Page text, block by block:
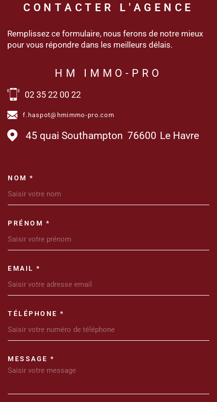
CONTACTER L'AGENCE
Remplissez ce formulaire, nous ferons de notre mieux
pour vous répondre dans les meilleurs délais.
HM IMMO-PRO
02 35 22 00 22
f.haspot@hmimmo-pro.com
45 quai Southampton 76600 Le Havre
NOM *
PRÉNOM *
EMAIL *
TÉLÉPHONE *
TRAD_MELTEM_VOREDEMANDE
MESSAGE *